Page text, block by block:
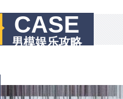
CASE
男模娱乐攻略